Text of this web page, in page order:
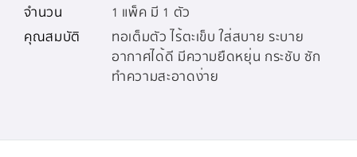
จำนวน
1 แพ็ค มี 1 ตัว
คุณสมบัติ
ทอเต็มตัว ไร้ตะเข็บ ใส่สบาย ระบาย
อากาศได้ดี มีความยืดหยุ่น กระชับ ซัก
ทำความสะอาดง่าย